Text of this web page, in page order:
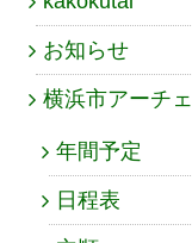
お知らせ
横浜市アーチ
年間予定
日程表